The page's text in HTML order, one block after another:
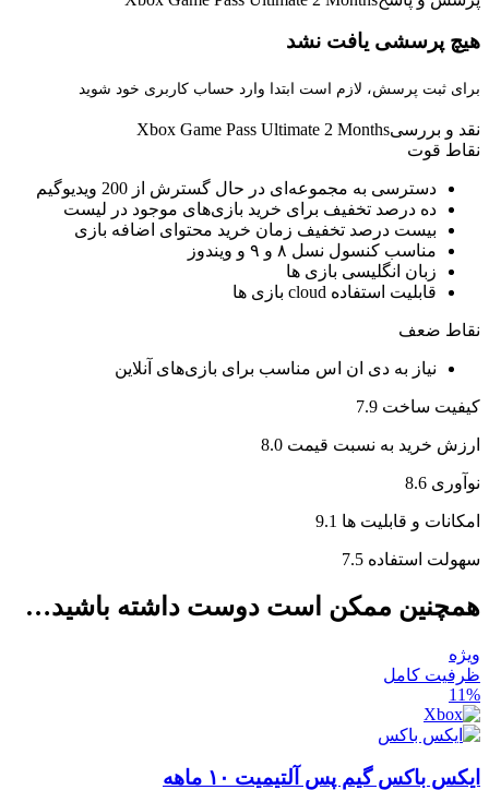
هیچ پرسشی یافت نشد
برای ثبت پرسش، لازم است ابتدا وارد حساب کاربری خود شوید
نقد و بررسیXbox Game Pass Ultimate 2 Months
نقاط قوت
دسترسی به مجموعه‌ای در حال گسترش از 200 ویدیوگیم
ده درصد تخفیف برای خرید بازی‌های موجود در لیست
بیست درصد تخفیف زمان خرید محتوای اضافه بازی‌
مناسب کنسول نسل ۸ و ۹ و ویندوز
زبان انگلیسی بازی ها
قابلیت استفاده cloud بازی ها
نقاط ضعف
نیاز به دی ان اس مناسب برای بازی‌های آنلاین
کیفیت ساخت 7.9
ارزش خرید به نسبت قیمت 8.0
نوآوری 8.6
امکانات و قابلیت ها 9.1
سهولت استفاده 7.5
همچنین ممکن است دوست داشته باشید…
ویژه
ظرفیت کامل
11%
ایکس باکس گیم پس آلتیمیت ۱۰ ماهه